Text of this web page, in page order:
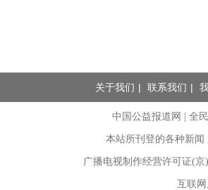
关于我们 | 联系我们 |
中国公益报道网 | 全
本站所刊登的各种新
广播电视制作经营许可证(
互联